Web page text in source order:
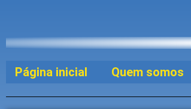
Página inicial Quem somos